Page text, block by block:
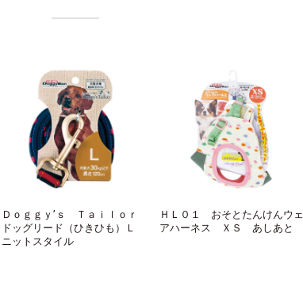
Ｄｏｇｇｙ’ｓ Ｔａｉｌｏｒ
ドッグリード（ひきひも）Ｌ
ニットスタイル
ＨＬ０１ おそとたんけんウェ
アハーネス ＸＳ あしあと